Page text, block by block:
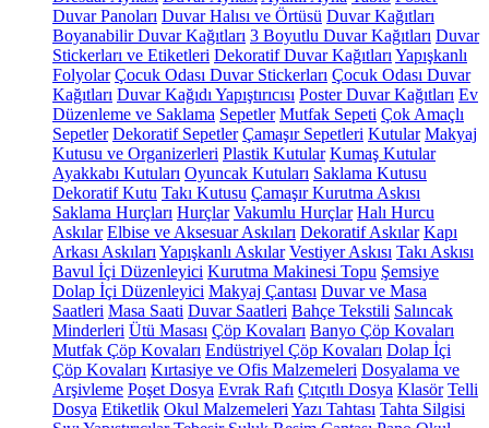
Duvar Panoları Duvar Halısı ve Örtüsü Duvar Kağıtları
Boyanabilir Duvar Kağıtları 3 Boyutlu Duvar Kağıtları Duvar
Stickerları ve Etiketleri Dekoratif Duvar Kağıtları Yapışkanlı
Folyolar Çocuk Odası Duvar Stickerları Çocuk Odası Duvar
Kağıtları Duvar Kağıdı Yapıştırıcısı Poster Duvar Kağıtları Ev
Düzenleme ve Saklama Sepetler Mutfak Sepeti Çok Amaçlı
Sepetler Dekoratif Sepetler Çamaşır Sepetleri Kutular Makyaj
Kutusu ve Organizerleri Plastik Kutular Kumaş Kutular
Ayakkabı Kutuları Oyuncak Kutuları Saklama Kutusu
Dekoratif Kutu Takı Kutusu Çamaşır Kurutma Askısı
Saklama Hurçları Hurçlar Vakumlu Hurçlar Halı Hurcu
Askılar Elbise ve Aksesuar Askıları Dekoratif Askılar Kapı
Arkası Askıları Yapışkanlı Askılar Vestiyer Askısı Takı Askısı
Bavul İçi Düzenleyici Kurutma Makinesi Topu Şemsiye
Dolap İçi Düzenleyici Makyaj Çantası Duvar ve Masa
Saatleri Masa Saati Duvar Saatleri Bahçe Tekstili Salıncak
Minderleri Ütü Masası Çöp Kovaları Banyo Çöp Kovaları
Mutfak Çöp Kovaları Endüstriyel Çöp Kovaları Dolap İçi
Çöp Kovaları Kırtasiye ve Ofis Malzemeleri Dosyalama ve
Arşivleme Poşet Dosya Evrak Rafı Çıtçıtlı Dosya Klasör Telli
Dosya Etiketlik Okul Malzemeleri Yazı Tahtası Tahta Silgisi